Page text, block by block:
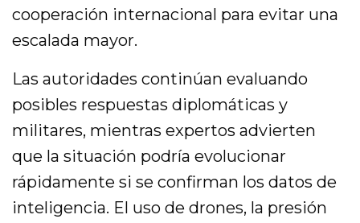
cooperación internacional para evitar una
escalada mayor.
Las autoridades continúan evaluando
posibles respuestas diplomáticas y
militares, mientras expertos advierten
que la situación podría evolucionar
rápidamente si se confirman los datos de
inteligencia. El uso de drones, la presión